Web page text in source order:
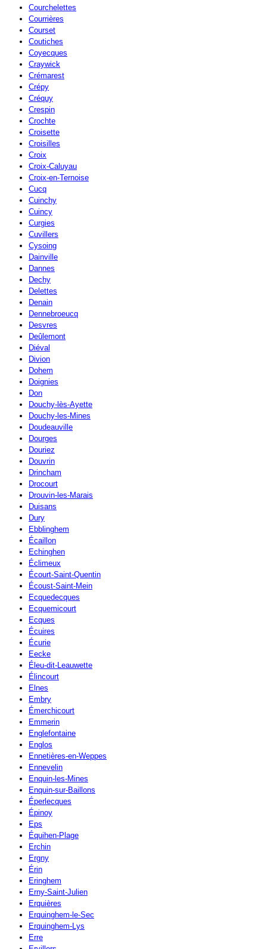
Courchelettes
Courrières
Courset
Coutiches
Coyecques
Craywick
Crémarest
Crépy
Créquy
Crespin
Crochte
Croisette
Croisilles
Croix
Croix-Caluyau
Croix-en-Ternoise
Cucq
Cuinchy
Cuincy
Curgies
Cuvillers
Cysoing
Dainville
Dannes
Dechy
Delettes
Denain
Dennebroeucq
Desvres
Deûlemont
Diéval
Divion
Dohem
Doignies
Don
Douchy-lès-Ayette
Douchy-les-Mines
Doudeauville
Dourges
Douriez
Douvrin
Drincham
Drocourt
Drouvin-les-Marais
Duisans
Dury
Ebblinghem
Écaillon
Echinghen
Éclimeux
Écourt-Saint-Quentin
Écoust-Saint-Mein
Ecquedecques
Ecquemicourt
Ecques
Écuires
Écurie
Eecke
Éleu-dit-Leauwette
Élincourt
Elnes
Embry
Émerchicourt
Emmerin
Englefontaine
Englos
Ennetières-en-Weppes
Ennevelin
Enquin-les-Mines
Enquin-sur-Baillons
Éperlecques
Épinoy
Eps
Équihen-Plage
Erchin
Ergny
Érin
Eringhem
Erny-Saint-Julien
Erquières
Erquinghem-le-Sec
Erquinghem-Lys
Erre